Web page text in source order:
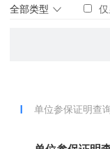
全部类型
单位参保证明查